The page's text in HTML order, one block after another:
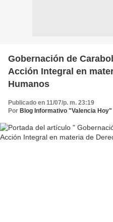
Gobernación de
Acción Integral en
Humanos
Publicado en 11/07/p. m. 23:19
Por Blog Informativo "Valencia Hoy"